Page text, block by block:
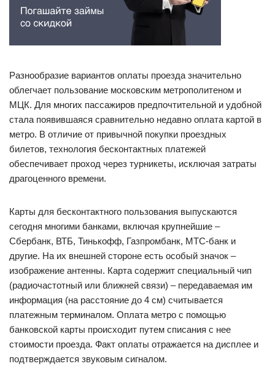
Разнообразие вариантов оплаты проезда значительно
облегчает пользование московским метрополитеном и
МЦК. Для многих пассажиров предпочтительной и удобной
стала появившаяся сравнительно недавно оплата картой в
метро. В отличие от привычной покупки проездных
билетов, технология бесконтактных платежей
обеспечивает проход через турникеты, исключая затраты
драгоценного времени.
Карты для бесконтактного пользования выпускаются
сегодня многими банками, включая крупнейшие –
Сбербанк, ВТБ, Тинькофф, Газпромбанк, МТС-банк и
другие. На их внешней стороне есть особый значок –
изображение антенны. Карта содержит специальный чип
(радиочастотный или ближней связи) – передаваемая им
информация (на расстояние до 4 см) считывается
платежным терминалом. Оплата метро с помощью
банковской карты происходит путем списания с нее
стоимости проезда. Факт оплаты отражается на дисплее и
подтверждается звуковым сигналом.